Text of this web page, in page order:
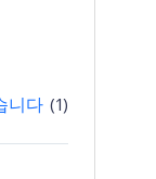
니다 (1)